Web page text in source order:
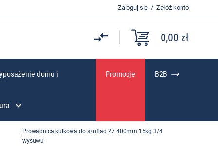
Zaloguj się / Załóż konto
0,00 zł
domu i Promocje B2B
Prowadnica kulkowa do szuflad 27 400mm 15kg 3/4
wysuwu